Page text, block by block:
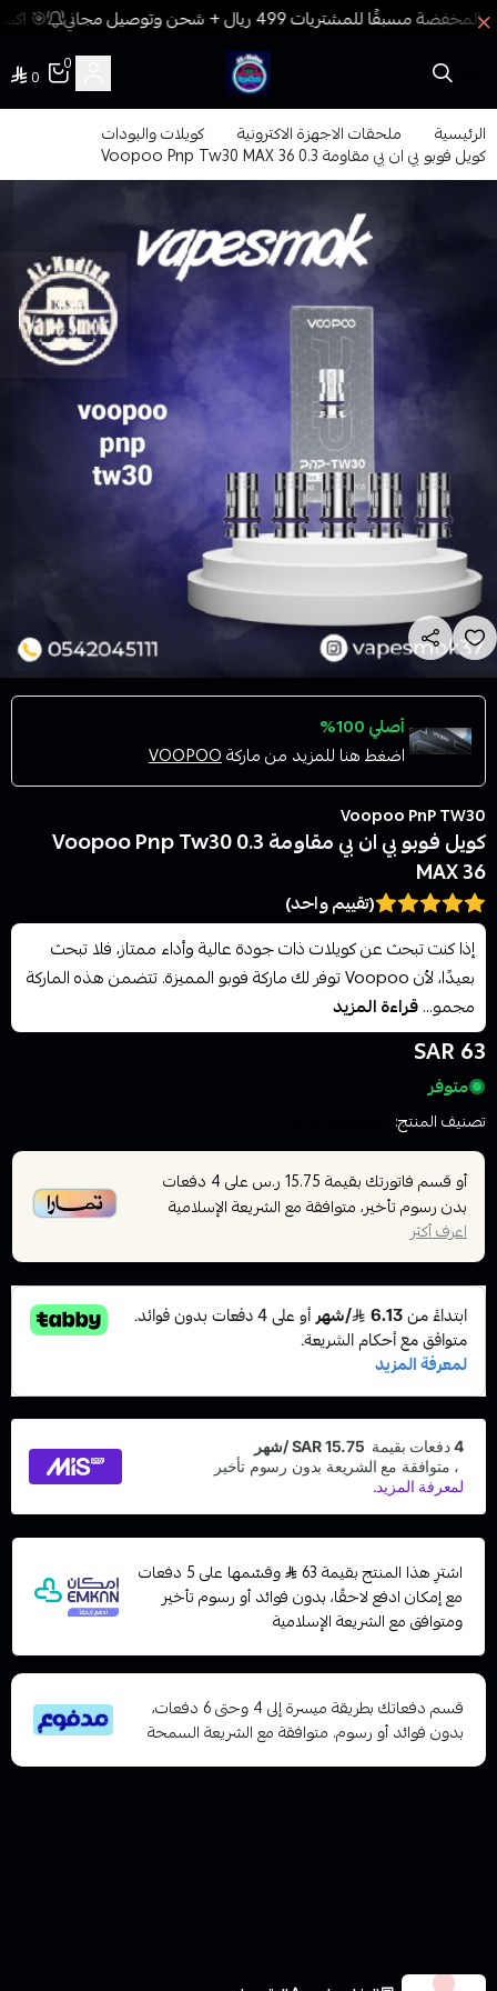
🎯
فيب المدينة
0
0
الرئيسية ملحقات الاجهزة الاكترونية كويلات والبودات
كويل فوبو بي ان بي مقاومة 0.3 Voopoo Pnp Tw30 MAX 36
أصلي 100%
اضغط هنا للمزيد من ماركةVOOPOO
Voopoo PnP TW30
كويل فوبو بي ان بي مقاومة 0.3 Voopoo Pnp Tw30
MAX 36
(تقييم واحد)
إذا كنت تبحث عن كويلات ذات جودة عالية وأداء ممتاز، فلا تبحث
بعيدًا، لأن Voopoo توفر لك ماركة فوبو المميزة. تتضمن هذه الماركة
مجمو...قراءة المزيد
63 SAR
متوفر
تصنيف المنتج:
أو قسم فاتورتك بقيمة 15.75 ر.س على4 دفعات
بدون رسوم تأخير، متوافقة مع الشريعة الإسلامية
اعرف أكثر
اشترِ هذا المنتج بقيمة 63
وقسّمها على 5 دفعات
مع إمكان ادفع لاحقًا، بدون فوائد أو رسوم تأخير
ومتوافق مع الشريعة الإسلامية
قسم دفعاتك بطريقة ميسرة إلى 4 وحتى 6 دفعات،
بدون فوائد أو رسوم. متوافقة مع الشريعة السمحة